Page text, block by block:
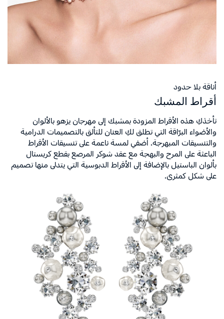
أناقة بلا حدود
أقراط المشبك
تأخذكِ هذه الأقراط المزودة بمشبك إلى مهرجان يزهو بالألوان
والأضواء البرّاقة التي تطلق لكِ العنان للتألق بالتصميمات الدرامية
والتنسيقات المبهرجة. أضفي لمسة ناعمة على تنسيقات الأقراط
الباعثة على المرح والبهجة مع عقد شوكر المرصع بقطع كريستال
بألوان الباستيل بالإضافة إلى الأقراط الدبوسية التي يتدلى منها تصميم
على شكل كمثرى.